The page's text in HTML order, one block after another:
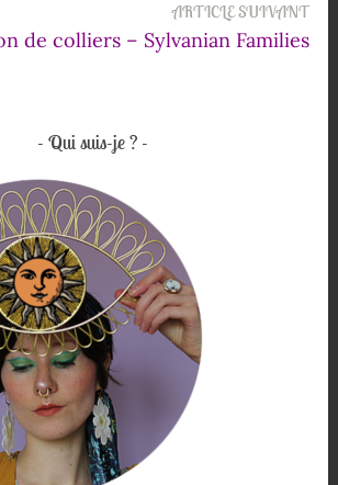
ARTICLE SUIVANT
de colliers – Sylvanian Families
Qui suis-je ?